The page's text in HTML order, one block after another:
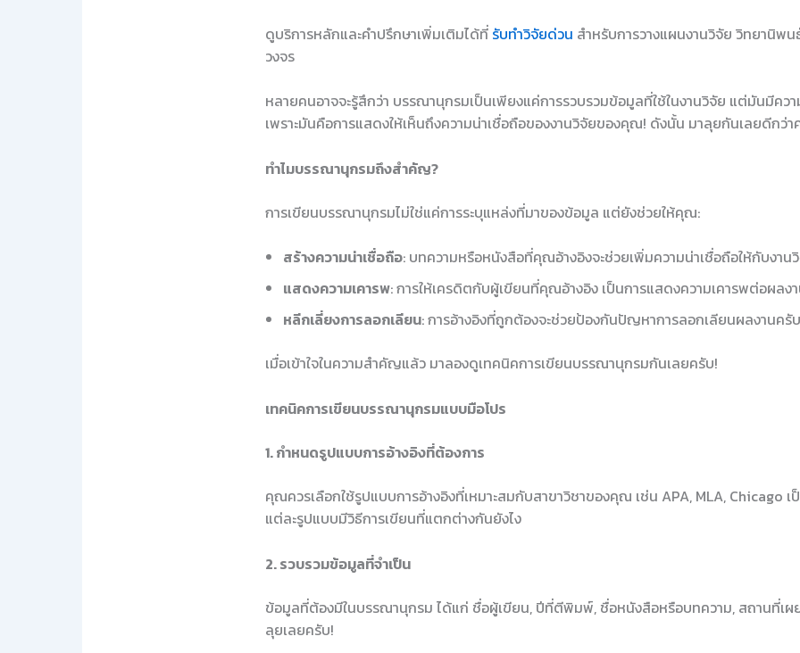
ดูบริการหลักและคำปรึกษาเพิ่มเติมได้ที่ รับทำวิจัยด่วน สำหรับการวางแผนงานวิจัย วิทยานิพ
วงจร
หลายคนอาจจะรู้สึกว่า บรรณานุกรมเป็นเพียงแค่การรวบรวมข้อมูลที่ใช้ในงานวิจัย แต่มันมีค
เพราะมันคือการแสดงให้เห็นถึงความน่าเชื่อถือของงานวิจัยของคุณ! ดังนั้น มาลุยกันเลยดีกว่า
ทำไมบรรณานุกรมถึงสำคัญ?
การเขียนบรรณานุกรมไม่ใช่แค่การระบุแหล่งที่มาของข้อมูล แต่ยังช่วยให้คุณ:
สร้างความน่าเชื่อถือ: บทความหรือหนังสือที่คุณอ้างอิงจะช่วยเพิ่มความน่าเชื่อถือให้กับงา
แสดงความเคารพ: การให้เครดิตกับผู้เขียนที่คุณอ้างอิง เป็นการแสดงความเคารพต่อผลง
หลีกเลี่ยงการลอกเลียน: การอ้างอิงที่ถูกต้องจะช่วยป้องกันปัญหาการลอกเลียนผลงานครับ
เมื่อเข้าใจในความสำคัญแล้ว มาลองดูเทคนิคการเขียนบรรณานุกรมกันเลยครับ!
เทคนิคการเขียนบรรณานุกรมแบบมือโปร
1. กำหนดรูปแบบการอ้างอิงที่ต้องการ
คุณควรเลือกใช้รูปแบบการอ้างอิงที่เหมาะสมกับสาขาวิชาของคุณ เช่น APA, MLA, Chicago
แต่ละรูปแบบมีวิธีการเขียนที่แตกต่างกันยังไง
2. รวบรวมข้อมูลที่จำเป็น
ข้อมูลที่ต้องมีในบรรณานุกรม ได้แก่ ชื่อผู้เขียน, ปีที่ตีพิมพ์, ชื่อหนังสือหรือบทความ, สถานที่เ
ลุยเลยครับ!